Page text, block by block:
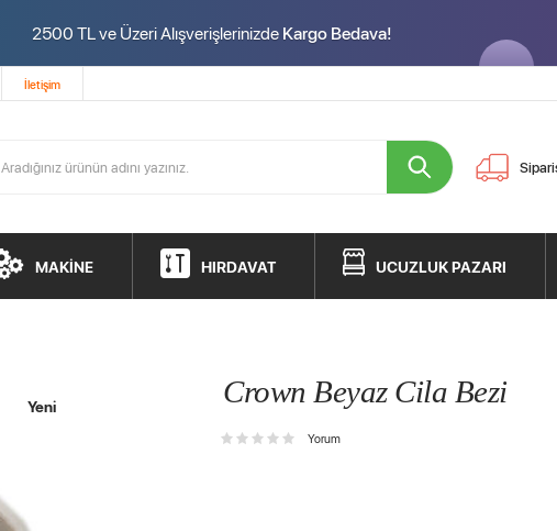
2500 TL ve Üzeri AlışverişlerinizdeKargo Bedava!
İletişim
MAKİNE HIRDAVAT UCUZLUK PAZARI
Yeni Crown Beyaz Cila Bezi
Yorum